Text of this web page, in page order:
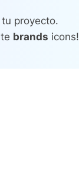
proyecto.
brands icons!